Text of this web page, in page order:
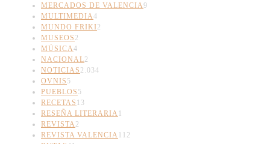
MERCADOS DE VALENCIA9
MULTIMEDIA4
MUNDO FRIKI2
MUSEOS 2
MÚSICA4
NACIONAL2
NOTICIAS 2.034
OVNIS 5
PUEBLOS 5
RECETAS 13
RESEÑA LITERARIA1
REVISTA2
REVISTA VALENCIA112